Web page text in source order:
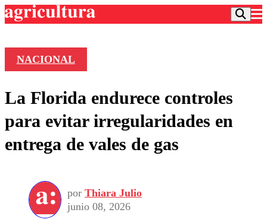
Frecuencias
Agricultura TV
Deportes
Colo Colo
Seleccion Chilena
Torneo Internacional
Entretención
Economía
Internacional
Publicaciones en medios
Opinión
NACIONAL
La Florida endurece controles
para evitar irregularidades en
entrega de vales de gas
por Thiara Julio
junio 08, 2026